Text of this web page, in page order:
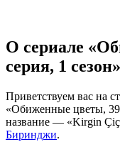
О сериале
серия, 1 сезон»
Приветствуем вас на
«Обиженные цветы, 39
название — «Kirgin
Биринджи.